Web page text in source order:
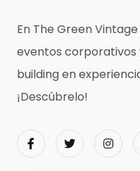
En The Green
eventos
building en
¡Descúbrelo!